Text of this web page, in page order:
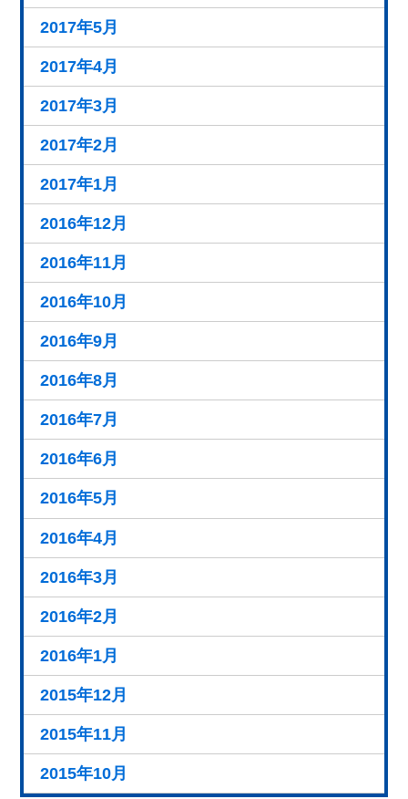
2017年5月
2017年4月
2017年3月
2017年2月
2017年1月
2016年12月
2016年11月
2016年10月
2016年9月
2016年8月
2016年7月
2016年6月
2016年5月
2016年4月
2016年3月
2016年2月
2016年1月
2015年12月
2015年11月
2015年10月